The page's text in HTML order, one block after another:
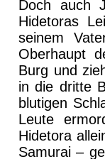
Doch auch
Hidetoras
seinem
Oberhaupt
Burg und
in die dritte
blutigen
Leute
Hidetora
Samurai –